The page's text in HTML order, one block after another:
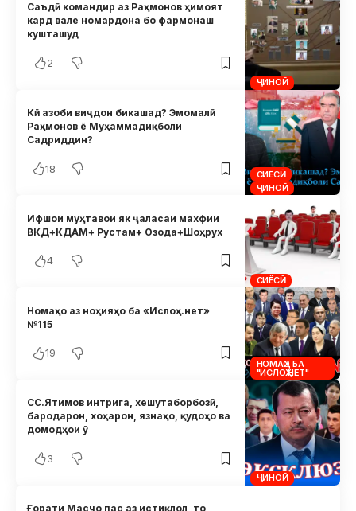
ҶИНОӢ
Саъдӣ командир аз Раҳмонов ҳимоят
кард вале номардона бо фармонаш
кушташуд
2
СИЁСӢ
ҶИНОӢ
Кӣ азоби виҷдон бикашад? Эмомалӣ
Раҳмонов ё Муҳаммадиқболи
Садриддин?
18
СИЁСӢ
Ифшои муҳтавои як ҷаласаи махфии
ВКД+КДАМ+ Рустам+ Озода+Шоҳрух
4
НОМАҲО БА
"ИСЛОҲ.НЕТ"
Номаҳо аз ноҳияҳо ба «Ислоҳ.нет»
№115
19
ҶИНОӢ
СС.Ятимов интрига, хешутаборбозӣ,
бародарон, хоҳарон, язнаҳо, қудоҳо ва
домодҳои ӯ
3
Ғорати Масчо пас аз истиқлол, то